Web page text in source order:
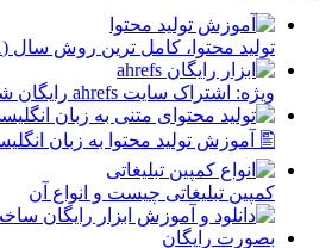
توليد محتوا، کامل ترین روش سال (2021)
ویژه: اشتراک سایت ahrefs رایگان شد
🖺 آموزش تولید محتوا به زبان
کمپین تبلیغاتی چیست و انواع آن